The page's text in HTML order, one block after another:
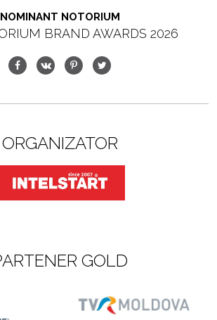
NOMINANT NOTORIUM
BRAND AWARDS 2026
ORGANIZATOR
GOLD